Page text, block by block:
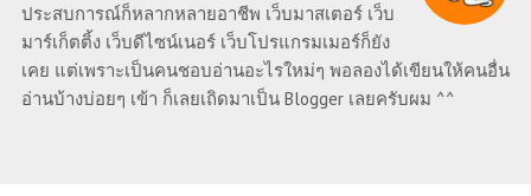
ประสบการณ์ก็หลากหลายอาชีพ เว็บมาสเตอร์ เว็บ
มาร์เก็ตติ้ง เว็บดีไซน์เนอร์ เว็บโปรแกรมเมอร์ก็ยัง
เคย แต่เพราะเป็นคนชอบอ่านอะไรใหม่ๆ พอลองได้เขียนให้คนอื่น
อ่านบ้างบ่อยๆ เข้า ก็เลยเถิดมาเป็น Blogger เลยครับผม ^^